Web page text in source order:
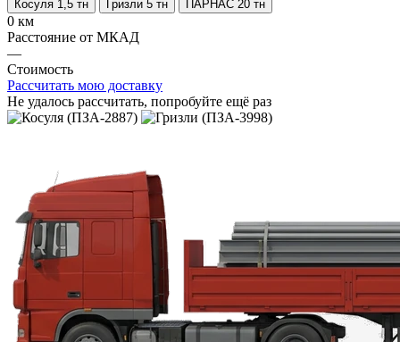
Косуля 1,5 тн Гризли 5 тн ПАРНАС 20 тн
0 км
Расстояние от МКАД
—
Стоимость
Рассчитать мою доставку
Не удалось рассчитать, попробуйте ещё раз